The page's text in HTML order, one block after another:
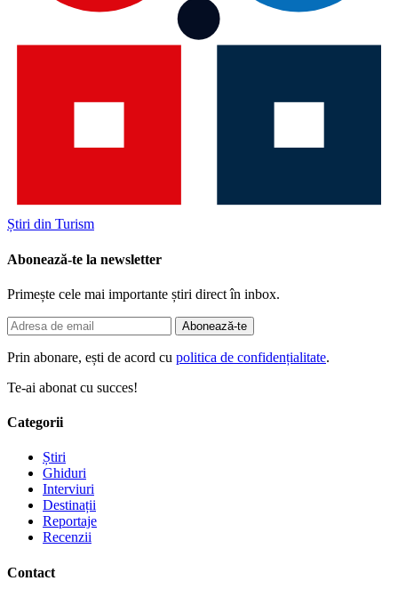
Știri din Turism
Abonează-te la newsletter
Primește cele mai importante știri direct în inbox.
Abonează-te
Prin abonare, ești de acord cu politica de confidențialitate.
Te-ai abonat cu succes!
Categorii
Știri
Ghiduri
Interviuri
Destinații
Reportaje
Recenzii
Contact